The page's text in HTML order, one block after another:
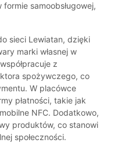
formie samoobsługowej,
sieci Lewiatan, dzięki
marki własnej w
z
spożywczego, co
W placówce
płatności, takie jak
NFC. Dodatkowo,
produktów, co stanowi
społeczności.